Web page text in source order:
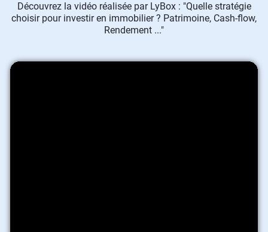
Découvrez la vidéo réalisée par LyBox : "Quelle stratégie
choisir pour investir en immobilier ? Patrimoine, Cash-flow,
Rendement ..."